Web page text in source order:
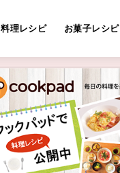
料理レシピ お菓子レシピ